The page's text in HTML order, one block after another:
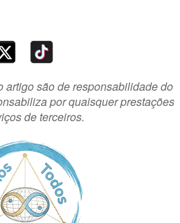
artigo são de responsabilidade do
por quaisquer prestações
de terceiros.